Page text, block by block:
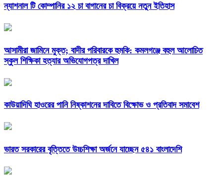
ন্যাশনাল টি কোম্পানির ১২ চা বাগানের চা বিক্রয়ে নতুন ইতিহাস
আসামীরা জামিনে মুক্ত; বাদীর পরিবারকে হুমকি: কমলগঞ্জে বহুল আলোচিত
স্কুল শিক্ষিকা হত্যার অভিযোগপত্র দাখিল
কাউয়াদিঘি হাওরের পানি নিষ্কাশনের দাবিতে বিক্ষোভ ও প্রতিবাদ সমাবেশ
ভারত সরকারের বৃত্তিতে উচ্চশিক্ষা অর্জনে যাচ্ছেন ৫৪১ বাংলাদেশি